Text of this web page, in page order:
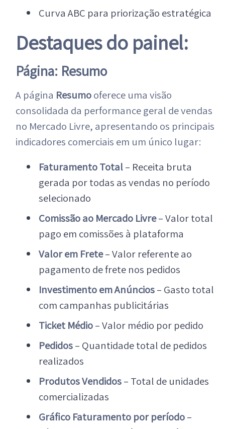
Curva ABC para priorização estratégica
Destaques do painel:
Página: Resumo
A página Resumooferece uma visão
consolidada da performance geral de vendas
no Mercado Livre, apresentando os principais
indicadores comerciais em um único lugar:
Faturamento Total– Receita bruta
gerada por todas as vendas no período
selecionado
Comissão ao Mercado Livre– Valor total
pago em comissões à plataforma
Valor em Frete– Valor referente ao
pagamento de frete nos pedidos
Investimento em Anúncios– Gasto total
com campanhas publicitárias
Ticket Médio– Valor médio por pedido
Pedidos– Quantidade total de pedidos
realizados
Produtos Vendidos– Total de unidades
comercializadas
Gráfico Faturamento por período–